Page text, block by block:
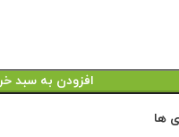
افزودن به سبد
ها